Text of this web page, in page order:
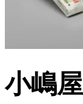
小嶋